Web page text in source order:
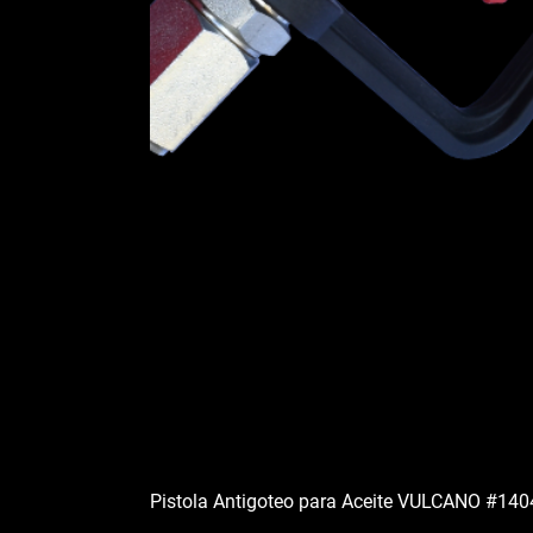
Pistola Antigoteo para Aceite VULCANO